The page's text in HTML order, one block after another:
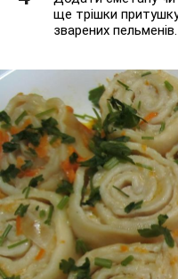
ще трішки
зварених пельменів.